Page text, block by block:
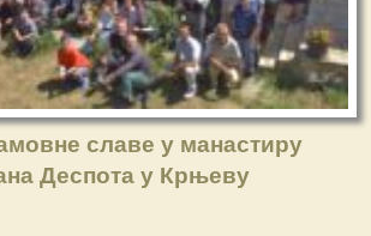
славе у манастиру
Деспота у Крњеву